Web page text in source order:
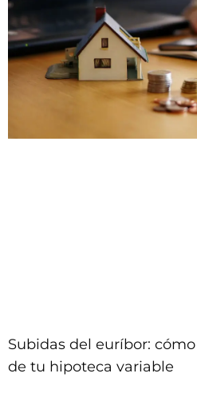
Subidas del euríbor:
de tu hipoteca variable